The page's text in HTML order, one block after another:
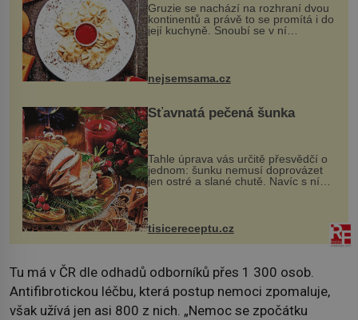
Gruzie se nachází na rozhraní dvou
kontinentů a právě to se promítá i do
její kuchyně. Snoubí se v ní
evropské a asijské chutě a díky tomu
pokrmy, které rozhodně st...
nejsemsama.cz
Šťavnatá pečená šunka
Tahle úprava vás určitě přesvědčí o
jednom: šunku nemusí doprovázet
jen ostré a slané chutě. Navíc s ní
nakrmíte poměrně hodně hladových
krků. Ingredience sádlo 3 kg šunky
vcelku 3 stroužky česneku hl...
tisicereceptu.cz
Tu má v ČR dle odhadů odborníků přes 1 300 osob.
Antifibrotickou léčbu, která postup nemoci zpomaluje,
však užívá jen asi 800 z nich. „Nemoc se zpočátku